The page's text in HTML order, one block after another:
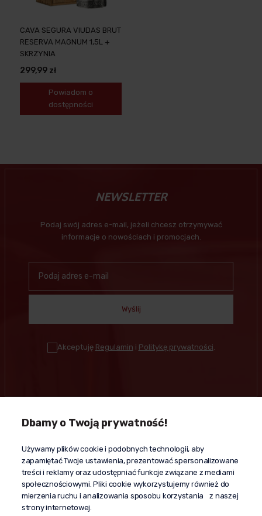
CAVA SEGURA VIUDAS BRUT
RESERVA MAGNUM 1,5L +
SKRZYNIA
299,99 zł
Powiadom o
dostępności
NEWSLETTER
Podaj swój adres e-mail, jeżeli chcesz otrzymywać
informacje o nowościach i promocjach.
Wyślij
Akceptuję Regulamin i Politykę prywatności
Kontakt
+48 603 610 870
kontakt@propaganda24h.pl
“Propaganda"
al. Komisji Edukacji Narodowej 51/U5
02-797 Warszawa
Dbamy o Twoją prywatność!
Używamy plików cookie i podobnych technologii, aby
zapamiętać Twoje ustawienia, prezentować spersonalizowane
treści i reklamy oraz udostępniać funkcje związane z mediami
społecznościowymi. Pliki cookie wykorzystujemy również do
mierzenia ruchu i analizowania sposobu korzystania z naszej
strony internetowej.